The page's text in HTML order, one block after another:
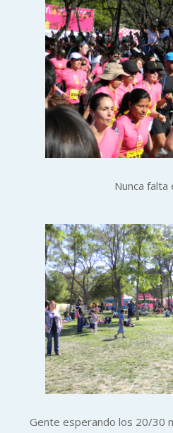
Nunca falta
Gente esperando los 20/30